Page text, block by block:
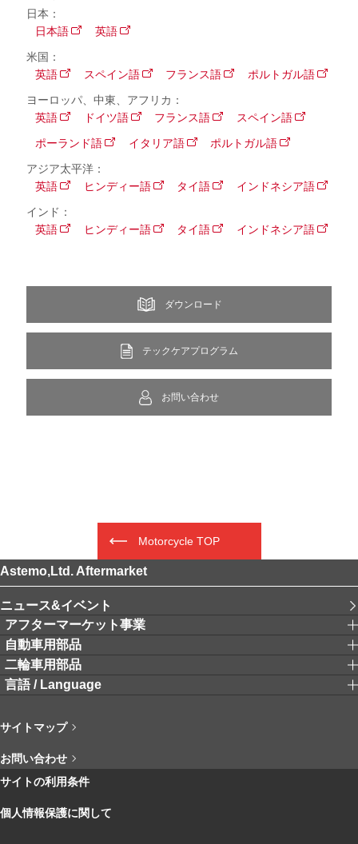
日本：
日本語
英語
米国：
英語
スペイン語 フランス語
ポルトガル語
ヨーロッパ、中東、アフリカ：
英語
ドイツ語 フランス語
スペイン語
ポーランド語
イタリア語
ポルトガル語
アジア太平洋：
英語
ヒンディー語 タイ語
インドネシア語
インド：
英語
ヒンディー語 タイ語 インドネシア語
ダウンロード
テックケアプログラム
お問い合わせ
Motorcycle TOP
Astemo,Ltd. Aftermarket
ニュース&イベント
アフターマーケット事業
自動車用部品
二輪車用部品
言語 / Language
サイトマップ
お問い合わせ
サイトの利用条件
個人情報保護に関して